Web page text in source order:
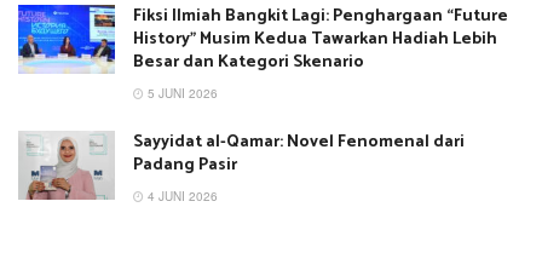
Fiksi Ilmiah Bangkit Lagi: Penghargaan “Future
History” Musim Kedua Tawarkan Hadiah Lebih
Besar dan Kategori Skenario
5 JUNI 2026
Sayyidat al-Qamar: Novel Fenomenal dari
Padang Pasir
4 JUNI 2026